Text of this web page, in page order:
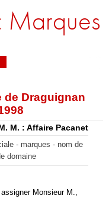
Marques
de Draguignan
M. : Affaire Pacanet
- marques - nom de
domaine
Monsieur M.,